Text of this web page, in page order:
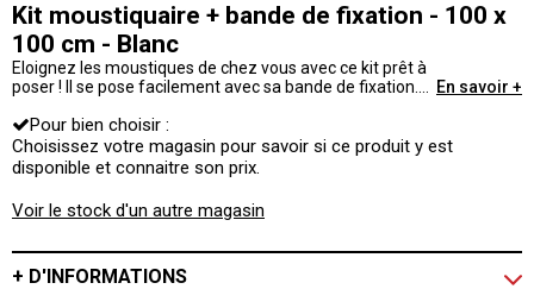
Kit moustiquaire + bande de fixation - 100 x
100 cm - Blanc
Eloignez les moustiques de chez vous avec ce kit prêt à
poser ! Il se pose facilement avec sa bande de fixation.
En savoir +
Pour bien choisir :
Choisissez votre magasin pour savoir si ce produit y est
disponible et connaitre son prix.
Voir le stock d'un autre magasin
+ D'INFORMATIONS